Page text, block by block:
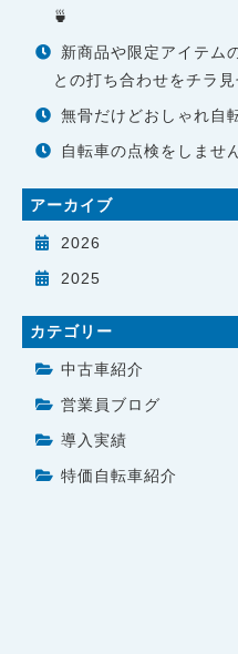
🍵
新商品や限定アイテ
との打ち合わせをチラ見
無骨だけどおしゃれ自
自転車の点検をしませ
アーカイブ
2026
2025
カテゴリー
中古車紹介
営業員ブログ
導入実績
特価自転車紹介